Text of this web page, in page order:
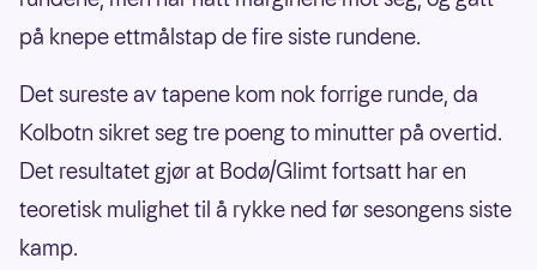
på knepe ettmålstap de fire siste rundene.
Det sureste av tapene kom nok forrige runde, da
Kolbotn sikret seg tre poeng to minutter på overtid.
Det resultatet gjør at Bodø/Glimt fortsatt har en
teoretisk mulighet til å rykke ned før sesongens siste
kamp.